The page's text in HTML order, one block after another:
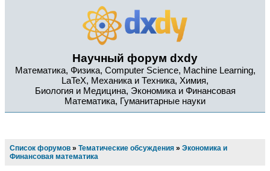
Научный форум dxdy
Математика, Физика, Computer Science, Machine Learning,
LaTeX, Механика и Техника, Химия,
Биология и Медицина, Экономика и Финансовая
Математика, Гуманитарные науки
Список форумов » Тематические обсуждения » Экономика и
Финансовая математика